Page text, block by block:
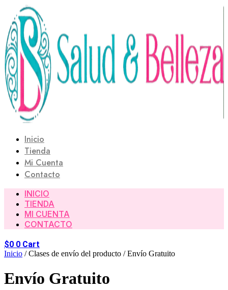
Saltar
contenido
Inicio
Tienda
Mi Cuenta
Contacto
INICIO
TIENDA
MI CUENTA
CONTACTO
$0 0 Cart
Inicio / Clases de envío del producto / Envío Gratuito
Envío Gratuito